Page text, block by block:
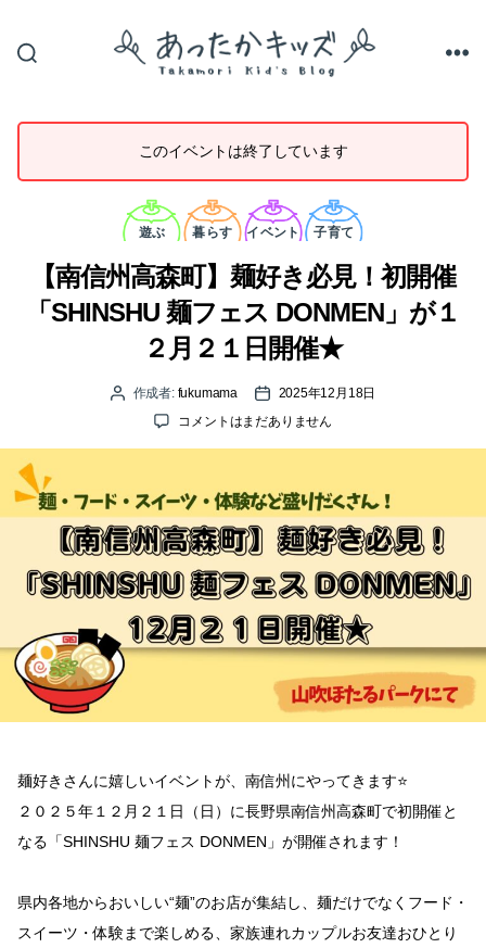
た
か
キ
ッ
このイベントは終了しています
カ
テ
ゴ
リ
ー
遊ぶ 暮らす イベント 子育て
【南信州高森町】麺好き必見！初開催
「SHINSHU 麺フェス DONMEN」が１
２月２１日開催★
投 作成者: fukumama
投
稿
日
2025年12月18日
【南
森
町】
麺
好
き
必
見！
初
開
ス
DONMEN」
が
２
１
日
コメントはまだありません
麺好きさんに嬉しいイベントが、南信州にやってきます⭐
２０２５年１２月２１日（日）に長野県南信州高森町で初開催と
なる「SHINSHU 麺フェス DONMEN」が開催されます！
県内各地からおいしい“麺”のお店が集結し、麺だけでなくフード・
スイーツ・体験まで楽しめる、家族連れカップルお友達おひとり